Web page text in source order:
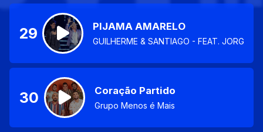
29 PIJAMA AMARELO
GUILHERME & SANTIAGO - FEAT. JORGE &
30 Coração Partido
Grupo Menos é Mais